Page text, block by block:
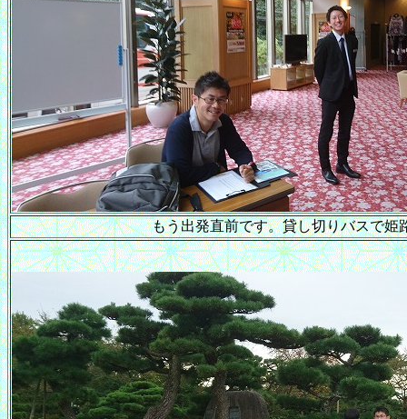
もう出発直前です。貸し切りバスで姫